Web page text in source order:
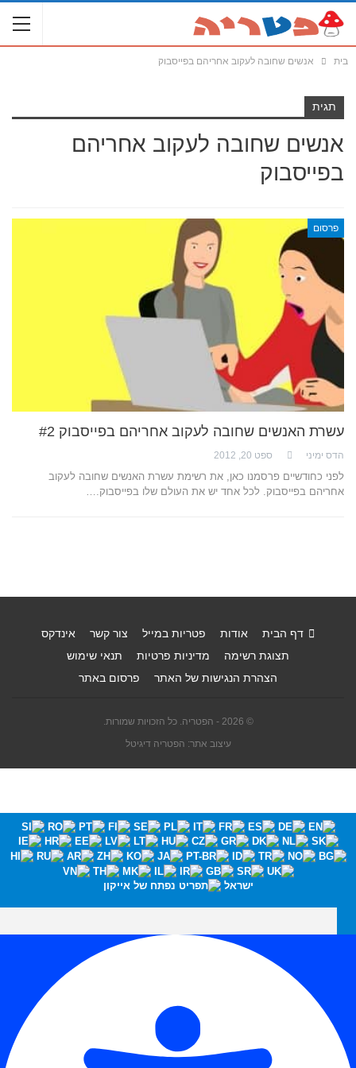
בית אנשים שחובה לעקוב אחריהם בפייסבוק
תגית
אנשים שחובה לעקוב אחריהם
בפייסבוק
פרסום
עשרת האנשים שחובה לעקוב אחריהם בפייסבוק #2
הדס ימיני ספט 20, 2012
לפני כחודשיים פרסמנו כאן, את רשימת עשרת האנשים שחובה לעקוב
אחריהם בפייסבוק. לכל אחד יש את העולם שלו בפייסבוק.…
דף הבית אודות פטריות במייל צור קשר
אינדקס
תצוגת רשימה
מדיניות פרטיות
תנאי שימוש
הצהרת הנגישות של האתר
פרסום באתר
© 2026 - הפטריה. כל הזכויות שמורות.
עיצוב אתר: הפטריה דיגיטל
ישראל